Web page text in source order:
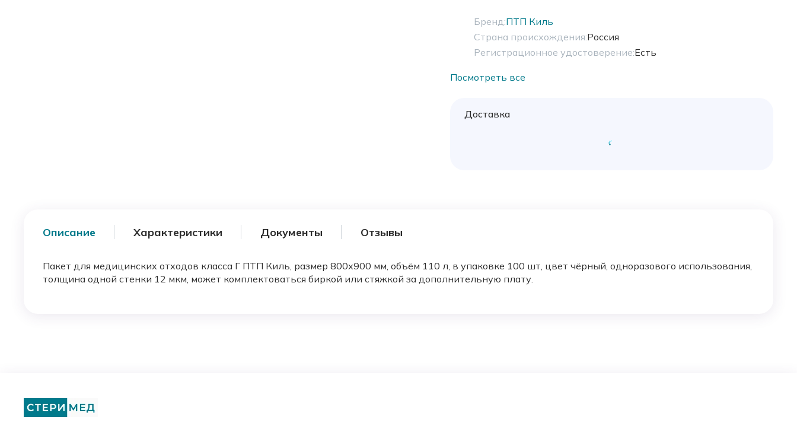
Бренд:ПТП Киль
Страна происхождения:Россия
Регистрационное удостоверение:Есть
Посмотреть все
Доставка
Описание Характеристики Документы Отзывы
Пакет для медицинских отходов класса Г ПТП Киль, размер 800х900 мм, объём 110 л, в упаковке 100 шт, цвет чёрный, одноразового использования,
толщина одной стенки 12 мкм, может комплектоваться биркой или стяжкой за дополнительную плату.